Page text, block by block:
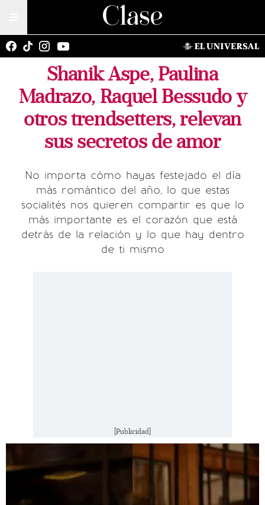
Shanik Aspe, Paulina
Madrazo, Raquel Bessudo y
otros trendsetters, relevan
sus secretos de amor
No importa cómo hayas festejado el día
más romántico del año, lo que estas
socialités nos quieren compartir es que lo
más importante es el corazón que está
detrás de la relación y lo que hay dentro
de ti mismo
[Publicidad]